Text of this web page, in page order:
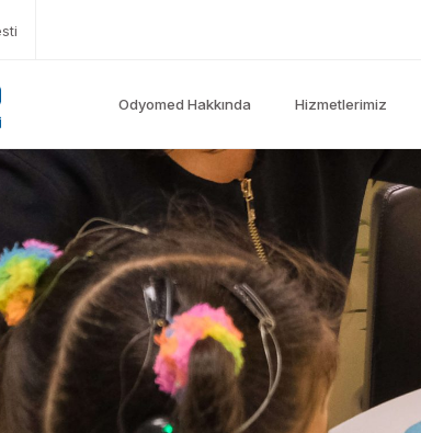
Odyomed Hakkında Hizmetlerimiz